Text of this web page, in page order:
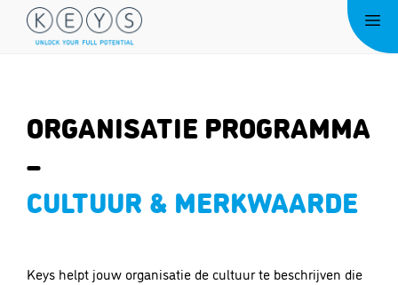
ORGANISATIE PROGRAMMA
–
CULTUUR & MERKWAARDE
Keys helpt jouw organisatie de cultuur te beschrijven die